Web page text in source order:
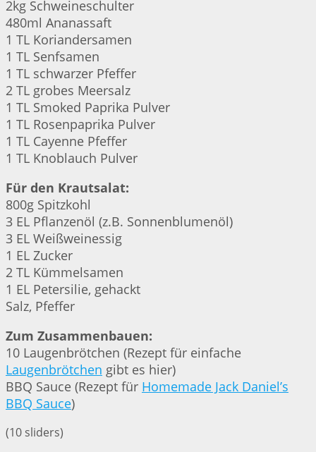
2kg Schweineschulter
480ml Ananassaft
1 TL Koriandersamen
1 TL Senfsamen
1 TL schwarzer Pfeffer
2 TL grobes Meersalz
1 TL Smoked Paprika Pulver
1 TL Rosenpaprika Pulver
1 TL Cayenne Pfeffer
1 TL Knoblauch Pulver
Für den Krautsalat:
800g Spitzkohl
3 EL Pflanzenöl (z.B. Sonnenblumenöl)
3 EL Weißweinessig
1 EL Zucker
2 TL Kümmelsamen
1 EL Petersilie, gehackt
Salz, Pfeffer
Zum Zusammenbauen:
10 Laugenbrötchen (Rezept für einfache
Laugenbrötchen gibt es hier)
BBQ Sauce (Rezept für Homemade Jack Daniel’s
BBQ Sauce)
(10 sliders)